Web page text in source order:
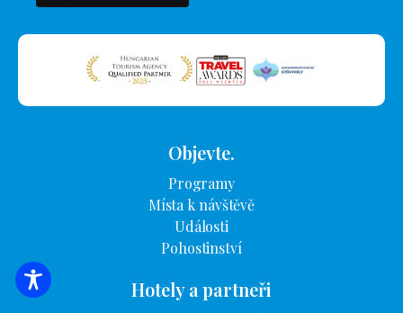
VYHLEDÁVÁNÍ UBYTOVÁNÍ
Objevte.
Programy
Místa k návštěvě
Události
Pohostinství
Hotely a partneři